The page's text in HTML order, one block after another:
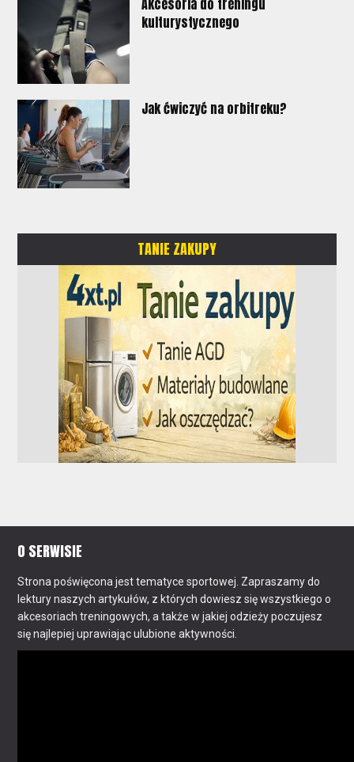
kulturystycznego
Jak ćwiczyć na orbitreku?
TANIE ZAKUPY
O SERWISIE
Strona poświęcona jest tematyce sportowej. Zapraszamy do
lektury naszych artykułów, z których dowiesz się wszystkiego o
akcesoriach treningowych, a także w jakiej odzieży poczujesz
się najlepiej uprawiając ulubione aktywności.